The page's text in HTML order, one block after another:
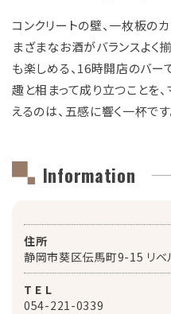
コンクリートの壁、一枚板の
まざまなお酒がバランスよく
も楽しめる、16時開店のバー
趣と相まって成り立つことを
えるのは、五感に響く一杯です
Information ——
住所
静岡市葵区伝馬町9-15 リベ
T E L
054-221-0339